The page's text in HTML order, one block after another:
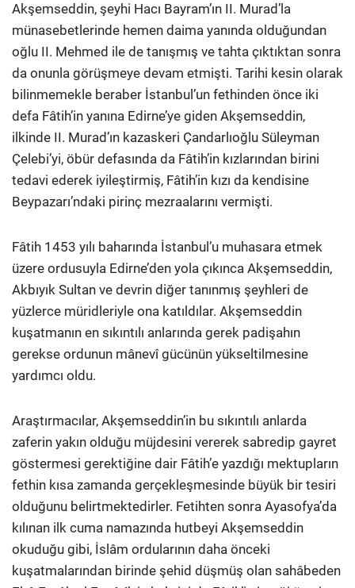
Akşemseddin, şeyhi Hacı Bayram’ın II. Murad’la
münasebetlerinde hemen daima yanında olduğundan
oğlu II. Mehmed ile de tanışmış ve tahta çıktıktan sonra
da onunla görüşmeye devam etmişti. Tarihi kesin olarak
bilinmemekle beraber İstanbul’un fethinden önce iki
defa Fâtih’in yanına Edirne’ye giden Akşemseddin,
ilkinde II. Murad’ın kazaskeri Çandarlıoğlu Süleyman
Çelebi’yi, öbür defasında da Fâtih’in kızlarından birini
tedavi ederek iyileştirmiş, Fâtih’in kızı da kendisine
Beypazarı’ndaki pirinç mezraalarını vermişti.
Fâtih 1453 yılı baharında İstanbul’u muhasara etmek
üzere ordusuyla Edirne’den yola çıkınca Akşemseddin,
Akbıyık Sultan ve devrin diğer tanınmış şeyhleri de
yüzlerce müridleriyle ona katıldılar. Akşemseddin
kuşatmanın en sıkıntılı anlarında gerek padişahın
gerekse ordunun mânevî gücünün yükseltilmesine
yardımcı oldu.
Araştırmacılar, Akşemseddin’in bu sıkıntılı anlarda
zaferin yakın olduğu müjdesini vererek sabredip gayret
göstermesi gerektiğine dair Fâtih’e yazdığı mektupların
fethin kısa zamanda gerçekleşmesinde büyük bir tesiri
olduğunu belirtmektedirler. Fetihten sonra Ayasofya’da
kılınan ilk cuma namazında hutbeyi Akşemseddin
okuduğu gibi, İslâm ordularının daha önceki
kuşatmalarından birinde şehid düşmüş olan sahâbeden